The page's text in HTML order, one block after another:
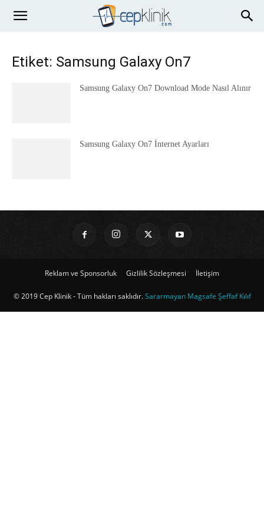
Etiket: Samsung Galaxy On7
Samsung Galaxy On7 Download Mode Nasıl Alınır
Samsung Galaxy On7 İnternet Ayarları
Reklam ve Sponsorluk Gizlilik Sözleşmesi İletişim
© 2019 Cep Klinik - Tüm hakları saklıdır.Sararmayan Magsafe Şeffaf Kılıf